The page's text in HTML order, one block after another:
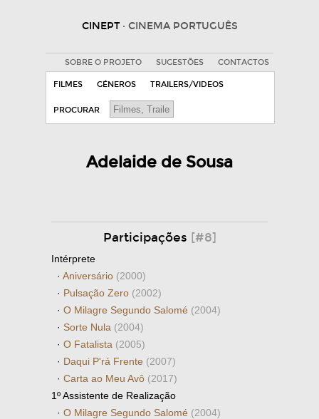
CINEPT · CINEMA PORTUGUÊS
SOBRE O PROJETO SUGESTÕES CONTACTOS
FILMES GÉNEROS TRAILERS/VIDEOS
PROCURAR
Adelaide de Sousa
Participações [#8]
Intérprete
· Aniversário (2000)
· Pulsação Zero (2002)
· O Milagre Segundo Salomé (2004)
· Sorte Nula (2004)
· O Fatalista (2005)
· Daqui P'rá Frente (2007)
· Carta ao Meu Avô (2017)
1º Assistente de Realização
· O Milagre Segundo Salomé (2004)